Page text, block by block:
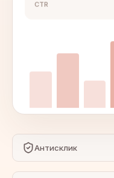
CTR
Антисклик